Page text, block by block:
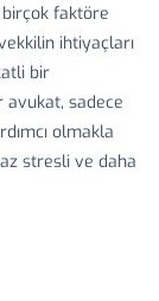
birçok faktöre
ihtiyaçları
bir
avukat, sadece
olmakla
stresli ve daha